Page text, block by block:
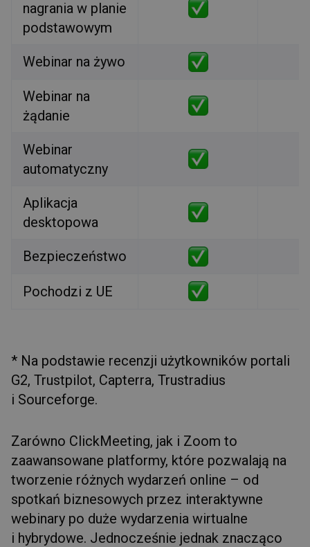
nagrania w planie
podstawowym
Webinar na żywo
Webinar na
żądanie
Webinar
automatyczny
Aplikacja
desktopowa
Bezpieczeństwo
Pochodzi z UE
* Na podstawie recenzji użytkowników portali
G2, Trustpilot, Capterra, Trustradius
i Sourceforge.
Zarówno ClickMeeting, jak i Zoom to
zaawansowane platformy, które pozwalają na
tworzenie różnych wydarzeń online – od
spotkań biznesowych przez interaktywne
webinary po duże wydarzenia wirtualne
i hybrydowe. Jednocześnie jednak znacząco